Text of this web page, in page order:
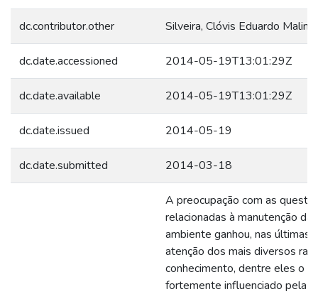
dc.contributor.other Silveira, Clóvis Eduardo
dc.date.accessioned 2014-05-19T13:01:29Z
dc.date.available 2014-05-19T13:01:29Z
dc.date.issued 2014-05-19
dc.date.submitted 2014-03-18
A preocupação com as
relacionadas à manutenção da
ambiente ganhou, nas últimas
atenção dos mais diversos
conhecimento, dentre eles o
fortemente influenciado pela